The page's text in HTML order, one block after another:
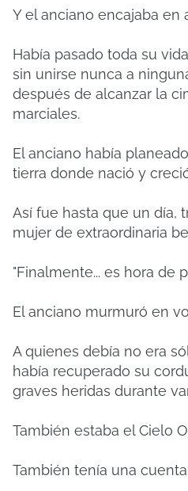
Y el anciano encajaba en
Había pasado toda su
sin unirse nunca a
después de alcanzar la
marciales.
El anciano había
tierra donde nació y
Así fue hasta que un día,
mujer de extraordinaria
"Finalmente... es hora de
El anciano murmuró en
A quienes debía no era
había recuperado su
graves heridas durante
También estaba el Cielo
También tenía una